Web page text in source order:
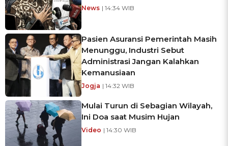
News | 14:34 WIB
Pasien Asuransi Pemerintah Masih
Menunggu, Industri Sebut
Administrasi Jangan Kalahkan
Kemanusiaan
Jogja | 14:32 WIB
Mulai Turun di Sebagian Wilayah,
Ini Doa saat Musim Hujan
Video | 14:30 WIB